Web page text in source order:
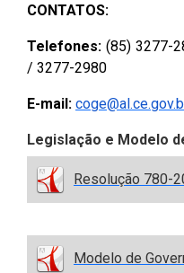
Guarda (2ª CPG)
Departamento de
Documentação e
CONTATOS:
Telefones: (85) 3277-
/ 3277-2980
E-mail:
Legislação e Modelo
Modelo de